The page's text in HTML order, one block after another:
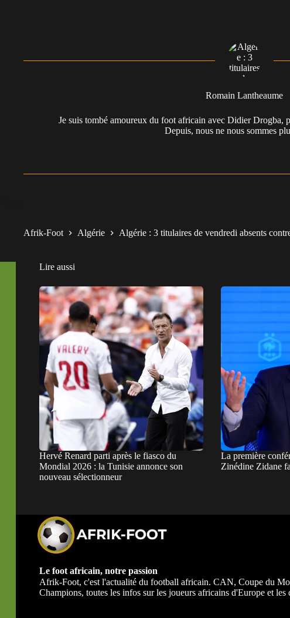
Romain Lantheaume
Je suis tombé amoureux du foot africain avec Didier Drogba,
Depuis, nous ne nous sommes
Afrik-Foot Algérie Algérie : 3 titulaires de vendredi absents
Lire aussi
Hervé Renard parti après le fiasco du
Mondial 2026 : la Tunisie annonce son
nouveau sélectionneur
La première
Zinédine Zidane
Le foot africain, notre passion
Afrik-Foot, c'est l'actualité du football africain. CAN, Coupe du
Champions, toutes les infos sur les joueurs africains d'Europe et